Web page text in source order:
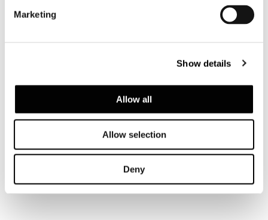
Marketing
Show details
Allow all
Allow selection
Deny
SOFA CM 213